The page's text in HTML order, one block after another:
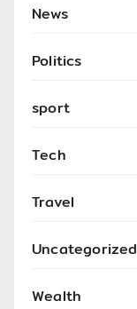
News
Politics
sport
Tech
Travel
Uncategorized
Wealth